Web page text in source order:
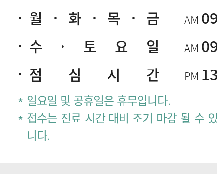
월 · 화 · 목 · 금 AM
수 · 토 요 일
AM
점 심 시 간
PM
일요일 및 공휴일은 휴무입니다.
니다.